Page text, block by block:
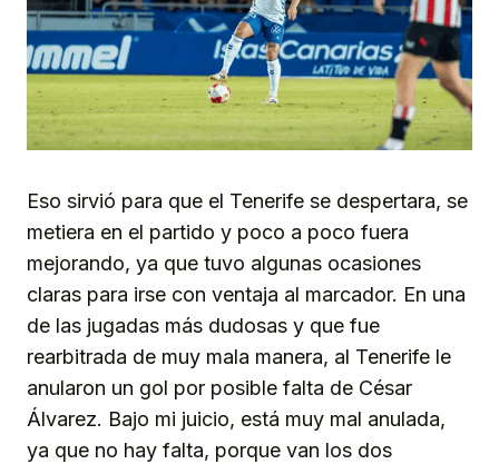
Eso sirvió para que el Tenerife se despertara, se
metiera en el partido y poco a poco fuera
mejorando, ya que tuvo algunas ocasiones
claras para irse con ventaja al marcador. En una
de las jugadas más dudosas y que fue
rearbitrada de muy mala manera, al Tenerife le
anularon un gol por posible falta de César
Álvarez. Bajo mi juicio, está muy mal anulada,
ya que no hay falta, porque van los dos